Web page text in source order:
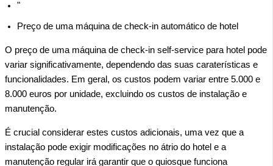
"
Preço de uma máquina de check-in automático de hotel
O preço de uma máquina de check-in self-service para hotel pode
variar significativamente, dependendo das suas caraterísticas e
funcionalidades. Em geral, os custos podem variar entre 5.000 e
8.000 euros por unidade, excluindo os custos de instalação e
manutenção.
É crucial considerar estes custos adicionais, uma vez que a
instalação pode exigir modificações no átrio do hotel e a
manutenção regular irá garantir que o quiosque funciona